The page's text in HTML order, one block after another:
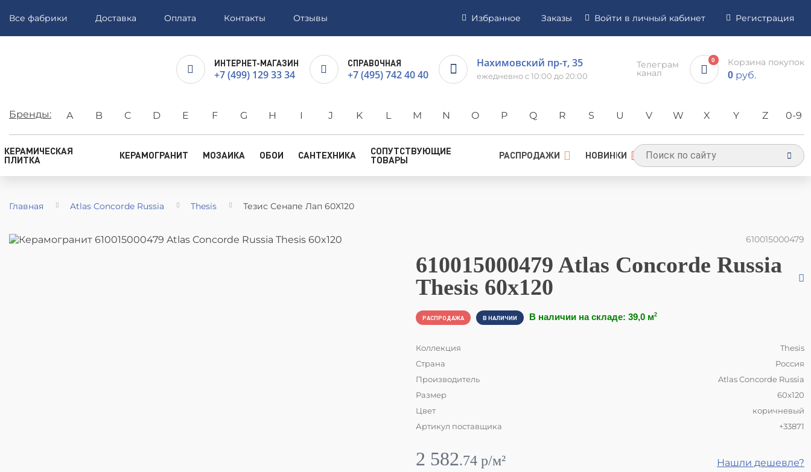
Все фабрики Доставка Оплата Контакты Отзывы Избранное Заказы Войти в личный кабинет Регистрация
ИНТЕРНЕТ-МАГАЗИН
+7 (499) 129 33 34
СПРАВОЧНАЯ
+7 (495) 742 40 40
Нахимовский пр-т, 35
ежедневно с 10:00 до 20:00
Телеграм
канал
0 Корзина покупок
0руб.
Бренды: A B C D E F G H I J K L M N O P Q R S U V W X Y Z 0-9
КЕРАМИЧЕСКАЯ
ПЛИТКА
КЕРАМОГРАНИТ МОЗАИКА ОБОИ САНТЕХНИКА
СОПУТСТВУЮЩИЕ
ТОВАРЫ
РАСПРОДАЖИ НОВИНКИ
Главная Atlas Concorde Russia Thesis Тезис Сенапе Лап 60X120
610015000479
610015000479 Atlas Concorde Russia
Thesis 60x120
РАСПРОДАЖА В НАЛИЧИИ В наличии на складе: 39,0 м2
Коллекция
Thesis
Страна
Россия
Производитель
Atlas Concorde Russia
Размер
60x120
Цвет
коричневый
Артикул поставщика
+33871
2 582.74 p/м² Нашли дешевле?